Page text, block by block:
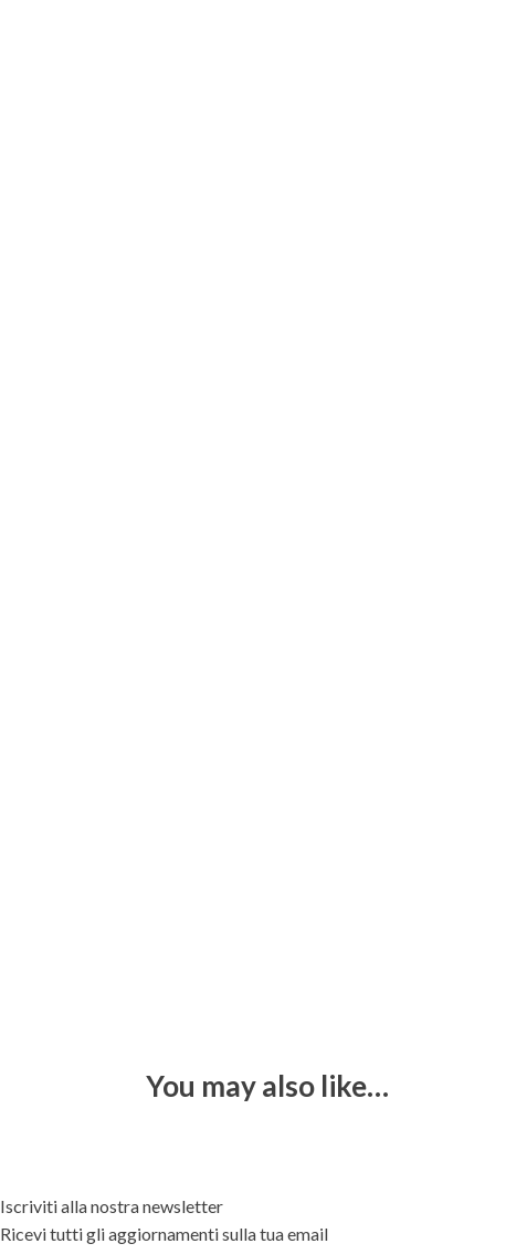
You may also like…
Iscriviti alla nostra newsletter
Ricevi tutti gli aggiornamenti sulla tua email